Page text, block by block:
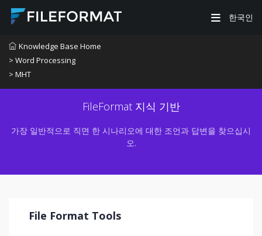
한국인
Knowledge Base Home
> Word Processing
> MHT
FileFormat 지식 기반
가장 일반적으로 직면 한 시나리오에 대한 조언과 답변을 찾으십시
오.
File Format Tools